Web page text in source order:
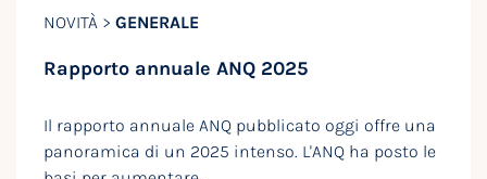
NOVITÀ > GENERALE
Rapporto annuale ANQ 2025
Il rapporto annuale ANQ pubblicato oggi offre una
panoramica di un 2025 intenso. L'ANQ ha posto le